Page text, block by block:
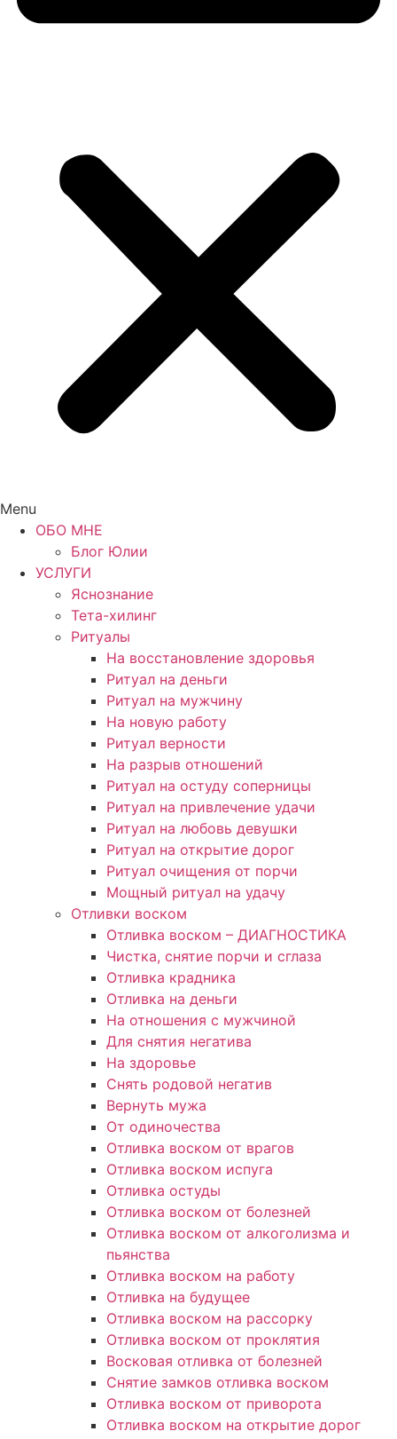
Menu
ОБО МНЕ
Блог Юлии
УСЛУГИ
Яснознание
Тета-хилинг
Ритуалы
На восстановление здоровья
Ритуал на деньги
Ритуал на мужчину
На новую работу
Ритуал верности
На разрыв отношений
Ритуал на остуду соперницы
Ритуал на привлечение удачи
Ритуал на любовь девушки
Ритуал на открытие дорог
Ритуал очищения от порчи
Мощный ритуал на удачу
Отливки воском
Отливка воском – ДИАГНОСТИКА
Чистка, снятие порчи и сглаза
Отливка крадника
Отливка на деньги
На отношения с мужчиной
Для снятия негатива
На здоровье
Снять родовой негатив
Вернуть мужа
От одиночества
Отливка воском от врагов
Отливка воском испуга
Отливка остуды
Отливка воском от болезней
Отливка воском от алкоголизма и
пьянства
Отливка воском на работу
Отливка на будущее
Отливка воском на рассорку
Отливка воском от проклятия
Восковая отливка от болезней
Снятие замков отливка воском
Отливка воском от приворота
Отливка воском на открытие дорог